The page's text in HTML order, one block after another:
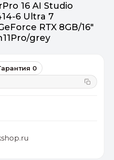
16 AI Studio
6 Ultra 7
RTX 8GB/16"
grey
0